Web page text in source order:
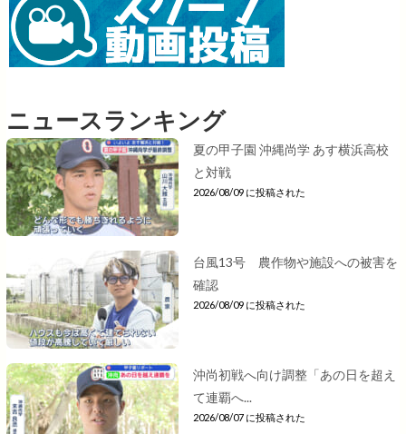
ニュースランキング
夏の甲子園 沖縄尚学 あす横浜高校
と対戦
2026/08/09 に投稿された
台風13号 農作物や施設への被害を
確認
2026/08/09 に投稿された
沖尚初戦へ向け調整「あの日を超え
て連覇へ...
2026/08/07 に投稿された